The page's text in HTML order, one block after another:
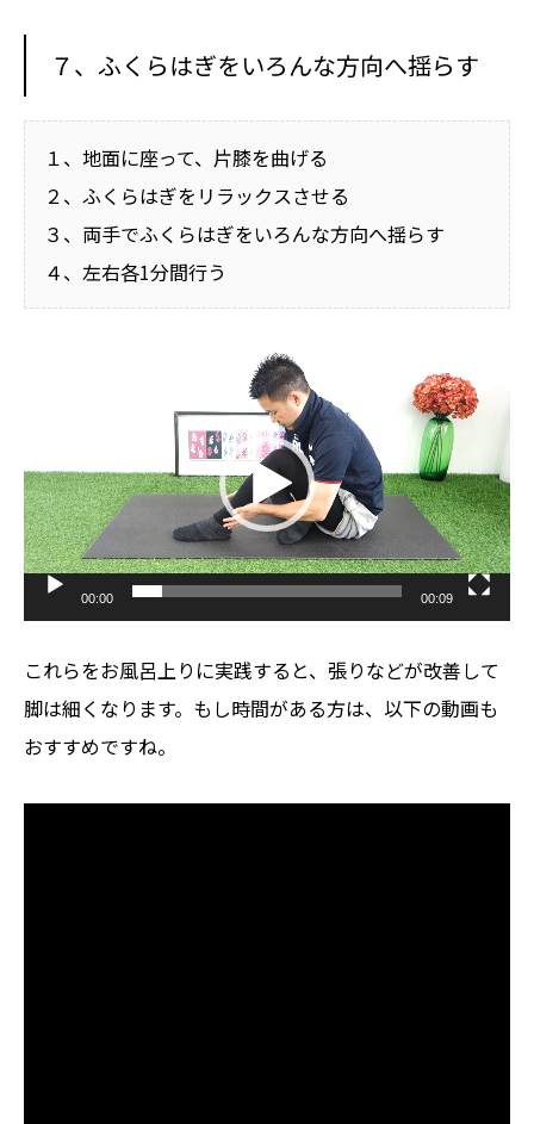
７、ふくらはぎをいろんな方向へ揺らす
１、地面に座って、片膝を曲げる
２、ふくらはぎをリラックスさせる
３、両手でふくらはぎをいろんな方向へ揺らす
４、左右各1分間行う
ー
00:00 00:09
これらをお風呂上りに実践すると、張りなどが改善して
脚は細くなります。もし時間がある方は、以下の動画も
おすすめですね。